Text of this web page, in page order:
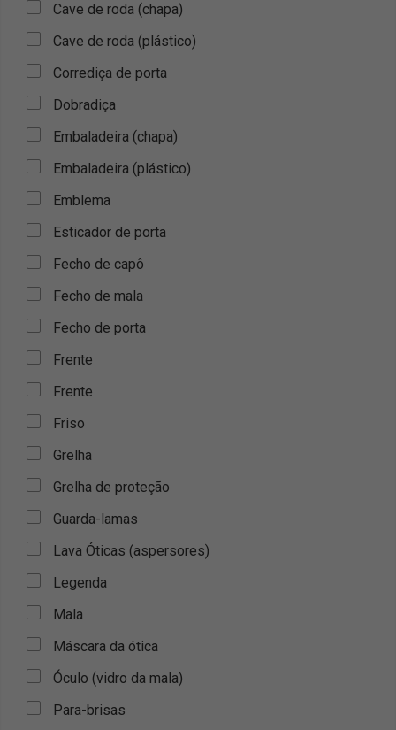
Cave de roda (chapa)
Cave de roda (plástico)
Corrediça de porta
Dobradiça
Embaladeira (chapa)
Embaladeira (plástico)
Emblema
Esticador de porta
Fecho de capô
Fecho de mala
Fecho de porta
Frente
Frente
Friso
Grelha
Grelha de proteção
Guarda-lamas
Lava Óticas (aspersores)
Legenda
Mala
Máscara da ótica
Óculo (vidro da mala)
Para-brisas